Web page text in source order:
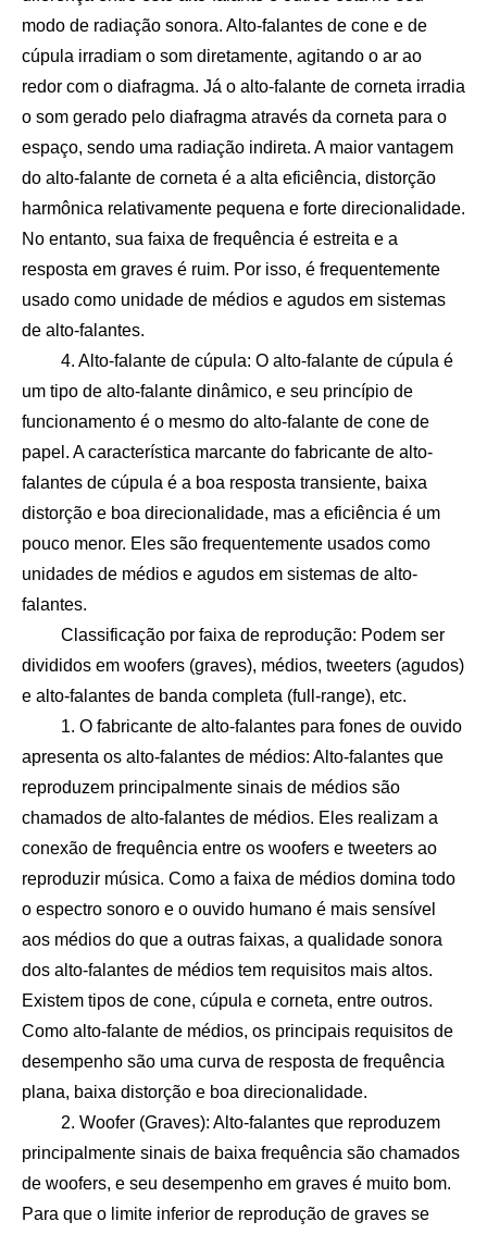
modo de radiação sonora. Alto-falantes de cone e de
cúpula irradiam o som diretamente, agitando o ar ao
redor com o diafragma. Já o alto-falante de corneta irradia
o som gerado pelo diafragma através da corneta para o
espaço, sendo uma radiação indireta. A maior vantagem
do alto-falante de corneta é a alta eficiência, distorção
harmônica relativamente pequena e forte direcionalidade.
No entanto, sua faixa de frequência é estreita e a
resposta em graves é ruim. Por isso, é frequentemente
usado como unidade de médios e agudos em sistemas
de alto-falantes.
4. Alto-falante de cúpula: O alto-falante de cúpula é
um tipo de alto-falante dinâmico, e seu princípio de
funcionamento é o mesmo do alto-falante de cone de
papel. A característica marcante do fabricante de alto-
falantes de cúpula é a boa resposta transiente, baixa
distorção e boa direcionalidade, mas a eficiência é um
pouco menor. Eles são frequentemente usados como
unidades de médios e agudos em sistemas de alto-
falantes.
Classificação por faixa de reprodução: Podem ser
divididos em woofers (graves), médios, tweeters (agudos)
e alto-falantes de banda completa (full-range), etc.
1. O fabricante de alto-falantes para fones de ouvido
apresenta os alto-falantes de médios: Alto-falantes que
reproduzem principalmente sinais de médios são
chamados de alto-falantes de médios. Eles realizam a
conexão de frequência entre os woofers e tweeters ao
reproduzir música. Como a faixa de médios domina todo
o espectro sonoro e o ouvido humano é mais sensível
aos médios do que a outras faixas, a qualidade sonora
dos alto-falantes de médios tem requisitos mais altos.
Existem tipos de cone, cúpula e corneta, entre outros.
Como alto-falante de médios, os principais requisitos de
desempenho são uma curva de resposta de frequência
plana, baixa distorção e boa direcionalidade.
2. Woofer (Graves): Alto-falantes que reproduzem
principalmente sinais de baixa frequência são chamados
de woofers, e seu desempenho em graves é muito bom.
Para que o limite inferior de reprodução de graves se